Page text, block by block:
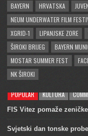
BAYERN
HRVATSKA
NEUM UNDERWATER FILM
XGRID-1
LIPANJSKE ZORE
ŠIROKI BRIJEG
BAYERN
MOSTAR SUMMER FEST
NK ŠIROKI
POPULAR KULTURA
FIS Vitez pomaže
Svjetski dan tonske probe